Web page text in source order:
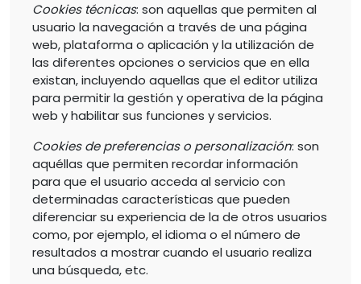
Cookies técnicas: son aquellas que permiten al
usuario la navegación a través de una página
web, plataforma o aplicación y la utilización de
las diferentes opciones o servicios que en ella
existan, incluyendo aquellas que el editor utiliza
para permitir la gestión y operativa de la página
web y habilitar sus funciones y servicios.
Cookies de preferencias o personalización: son
aquéllas que permiten recordar información
para que el usuario acceda al servicio con
determinadas características que pueden
diferenciar su experiencia de la de otros usuarios
como, por ejemplo, el idioma o el número de
resultados a mostrar cuando el usuario realiza
una búsqueda, etc.